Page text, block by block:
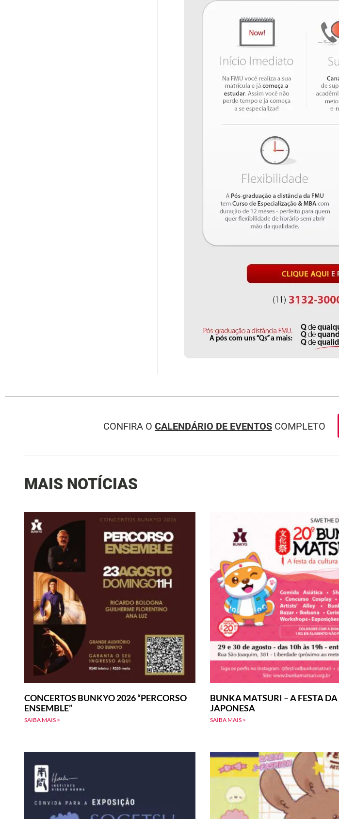
CONFIRA O CALENDÁRIO DE EVENTOS COMPLETO
MAIS NOTÍCIAS
CONCERTOS BUNKYO 2026 “PERCORSO
ENSEMBLE”
SAIBA MAIS >
BUNKA MATSURI – A FESTA
JAPONESA
SAIBA MAIS >